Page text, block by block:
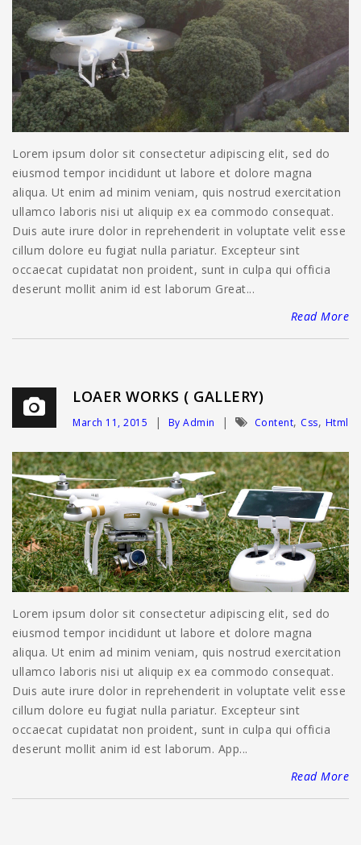
Lorem ipsum dolor sit consectetur adipiscing elit, sed do
eiusmod tempor incididunt ut labore et dolore magna
aliqua. Ut enim ad minim veniam, quis nostrud exercitation
ullamco laboris nisi ut aliquip ex ea commodo consequat.
Duis aute irure dolor in reprehenderit in voluptate velit esse
cillum dolore eu fugiat nulla pariatur. Excepteur sint
occaecat cupidatat non proident, sunt in culpa qui officia
deserunt mollit anim id est laborum Great...
Read More
LOAER WORKS ( GALLERY)
March 11, 2015 By Admin Content, Css, Html
Lorem ipsum dolor sit consectetur adipiscing elit, sed do
eiusmod tempor incididunt ut labore et dolore magna
aliqua. Ut enim ad minim veniam, quis nostrud exercitation
ullamco laboris nisi ut aliquip ex ea commodo consequat.
Duis aute irure dolor in reprehenderit in voluptate velit esse
cillum dolore eu fugiat nulla pariatur. Excepteur sint
occaecat cupidatat non proident, sunt in culpa qui officia
deserunt mollit anim id est laborum. App...
Read More